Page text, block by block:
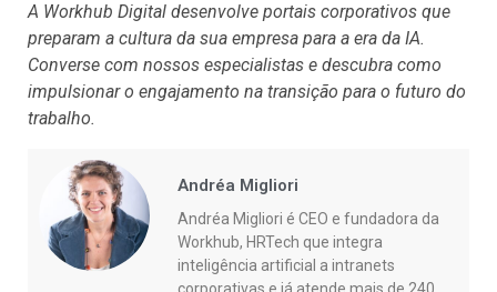
A Workhub Digital desenvolve portais corporativos que
preparam a cultura da sua empresa para a era da IA.
Converse com nossos especialistas e descubra como
impulsionar o engajamento na transição para o futuro do
trabalho.
Andréa Migliori
Andréa Migliori é CEO e fundadora da
Workhub, HRTech que integra
inteligência artificial a intranets
corporativas e já atende mais de 240